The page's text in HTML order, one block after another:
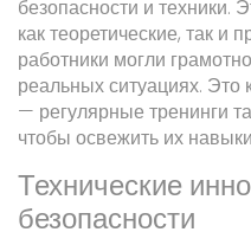
безопасности и техники.
как теоретические, так и
работники могли
реальных ситуациях. Это
— регулярные тренинги
чтобы освежить их
Технические
безопасности